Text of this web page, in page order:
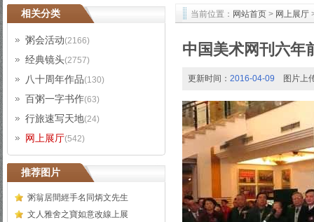
相关分类
粥会活动(2166)
经典镜头(2757)
八十周年作品(130)
百粥一字书作(63)
行旅速写天地(24)
网上展厅(542)
推荐图片
粥翁居間經手名同炳文先生
文人雅舍之寶如意改線上展
当前位置： 网站首页 > 网上展厅
中国美术网刊六年
更新时间： 2016-04-09 图片上